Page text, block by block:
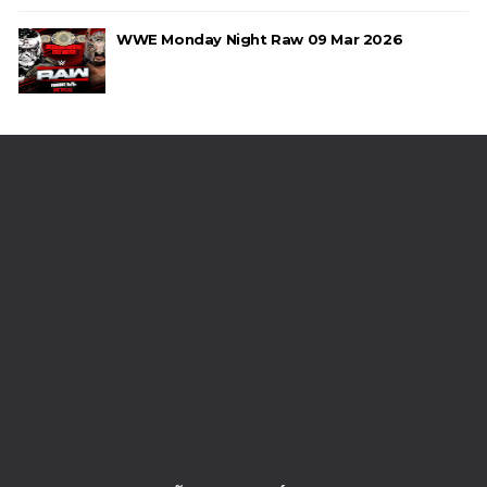
Unknown-Aug 05 2026
DOMÍNIO E PERTURBAÇÃO NO RAW: Bron
WWE Monday Night Raw 09 Mar 2026